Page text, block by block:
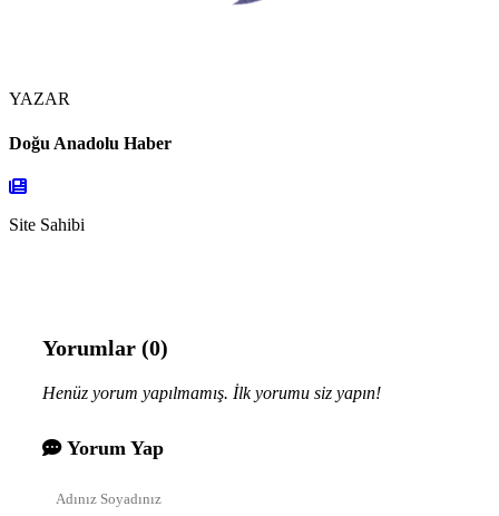
YAZAR
Doğu Anadolu Haber
Site Sahibi
Yorumlar (0)
Henüz yorum yapılmamış. İlk yorumu siz yapın!
Yorum Yap